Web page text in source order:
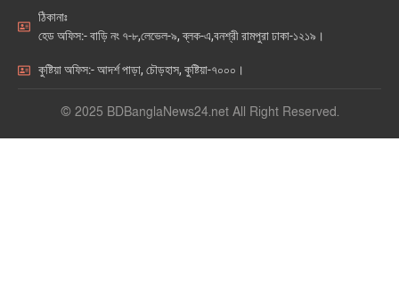
ঠিকানাঃ
হেড অফিস:- বাড়ি নং ৭-৮,লেভেল-৯, ব্লক-এ,বনশ্রী রামপুরা ঢাকা-১২১৯।
কুষ্টিয়া অফিস:- আদর্শ পাড়া, চৌড়হাস, কুষ্টিয়া-৭০০০।
© 2025 BDBanglaNews24.net All Right Reserved.